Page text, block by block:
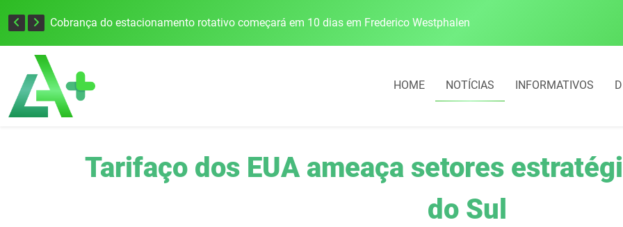
Cobrança do estacionamento rotativo começará em 10 dias em Frederico Westphalen
HOME NOTÍCIAS INFORMATIVOS
Tarifaço dos EUA ameaça setores
do Sul